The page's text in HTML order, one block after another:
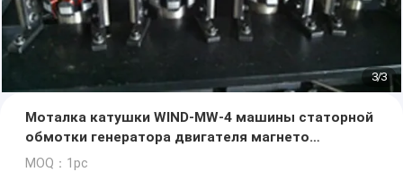
3/3
Моталка катушки WIND-MW-4 машины статорной
обмотки генератора двигателя магнето
мотоцикла
MOQ：1pc